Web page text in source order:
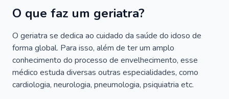
O que faz um geriatra?
O geriatra se dedica ao cuidado da saúde do idoso de
forma global. Para isso, além de ter um amplo
conhecimento do processo de envelhecimento, esse
médico estuda diversas outras especialidades, como
cardiologia, neurologia, pneumologia, psiquiatria etc.